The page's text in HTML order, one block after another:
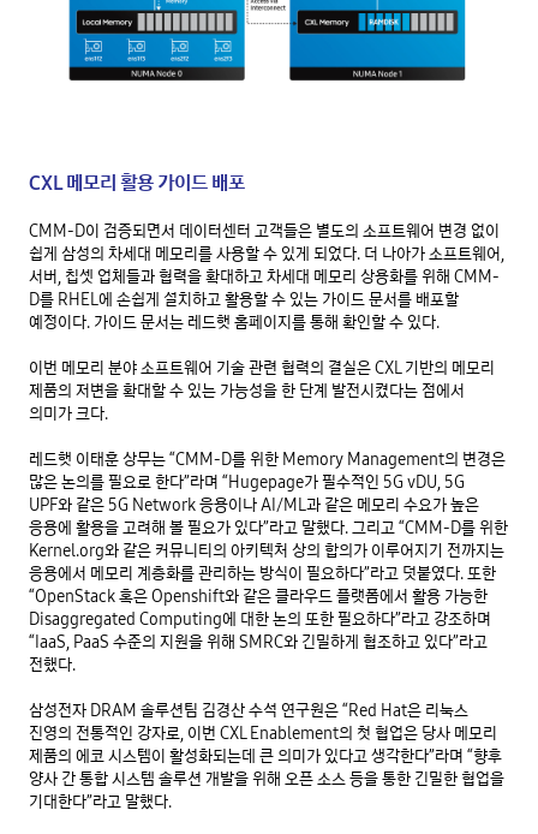
CXL 메모리 활용 가이드 배포
CMM-D이 검증되면서 데이터센터 고객들은 별도의 소프트웨어 변경 없이
쉽게 삼성의 차세대 메모리를 사용할 수 있게 되었다. 더 나아가 소프트웨어,
서버, 칩셋 업체들과 협력을 확대하고 차세대 메모리 상용화를 위해 CMM-
D를 RHEL에 손쉽게 설치하고 활용할 수 있는 가이드 문서를 배포할
예정이다. 가이드 문서는 레드햇 홈페이지를 통해 확인할 수 있다.
이번 메모리 분야 소프트웨어 기술 관련 협력의 결실은 CXL 기반의 메모리
제품의 저변을 확대할 수 있는 가능성을 한 단계 발전시켰다는 점에서
의미가 크다.
레드햇 이태훈 상무는 “CMM-D를 위한 Memory Management의 변경은
많은 논의를 필요로 한다”라며 “Hugepage가 필수적인 5G vDU, 5G
UPF와 같은 5G Network 응용이나 AI/ML과 같은 메모리 수요가 높은
응용에 활용을 고려해 볼 필요가 있다”라고 말했다. 그리고 “CMM-D를 위한
Kernel.org와 같은 커뮤니티의 아키텍처 상의 합의가 이루어지기 전까지는
응용에서 메모리 계층화를 관리하는 방식이 필요하다”라고 덧붙였다. 또한
“OpenStack 혹은 Openshift와 같은 클라우드 플랫폼에서 활용 가능한
Disaggregated Computing에 대한 논의 또한 필요하다”라고 강조하며
“IaaS, PaaS 수준의 지원을 위해 SMRC와 긴밀하게 협조하고 있다”라고
전했다.
삼성전자 DRAM 솔루션팀 김경산 수석 연구원은 “Red Hat은 리눅스
진영의 전통적인 강자로, 이번 CXL Enablement의 첫 협업은 당사 메모리
제품의 에코 시스템이 활성화되는데 큰 의미가 있다고 생각한다”라며 “향후
양사 간 통합 시스템 솔루션 개발을 위해 오픈 소스 등을 통한 긴밀한 협업을
기대한다”라고 말했다.